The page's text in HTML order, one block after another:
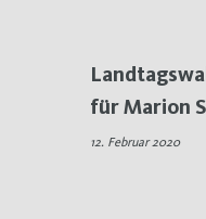
für Marion
12. Februar 2020